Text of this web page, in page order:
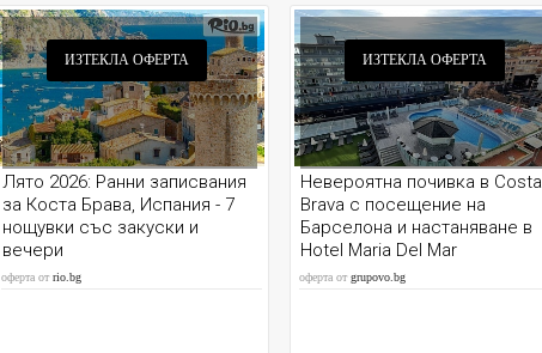
ИЗТЕКЛА ОФЕРТА
Лято 2026: Ранни записвания
за Коста Брава, Испания - 7
нощувки със закуски и
вечери
оферта от rio.bg
ИЗТЕКЛА ОФЕРТА
Невероятна почивка в Costa
Brava с посещение на
Барселона и настаняване в
Hotel Maria Del Mar
оферта от grupovo.bg